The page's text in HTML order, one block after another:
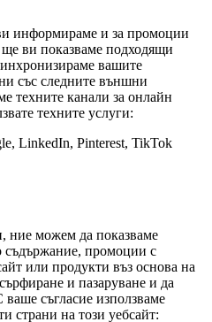
информираме и за промоции
ви показваме подходящи
вашите
със следните външни
техните канали за онлайн
техните услуги:
LinkedIn, Pinterest, TikTok
ние можем да показваме
съдържание, промоции с
или продукти въз основа на
и пазаруване и да
съгласие използваме
страни на този уебсайт: